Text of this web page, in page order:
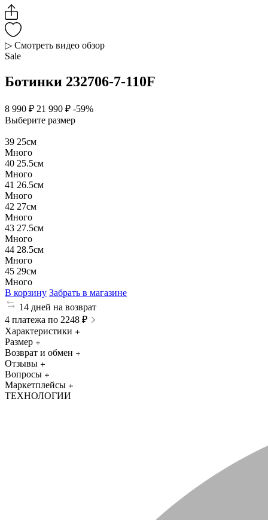
▷ Смотреть видео обзор
Sale
Ботинки 232706-7-110F
8 990 ₽ 21 990 ₽ -59%
Выберите размер
39 25см
Много
40 25.5см
Много
41 26.5см
Много
42 27см
Много
43 27.5см
Много
44 28.5см
Много
45 29см
Много
В корзину Забрать в магазине
14 дней на возврат
4 платежа по 2248 ₽
Характеристики
Размер
Возврат и обмен
Отзывы
Вопросы
Маркетплейсы
ТЕХНОЛОГИИ